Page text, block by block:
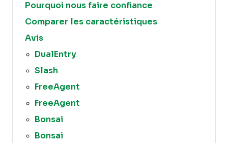
Pourquoi nous faire confiance
Comparer les caractéristiques
Avis
DualEntry
Slash
FreeAgent
FreeAgent
Bonsai
Bonsai